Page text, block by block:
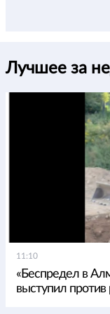
Лучшее за
11:10
«Беспредел в
выступил